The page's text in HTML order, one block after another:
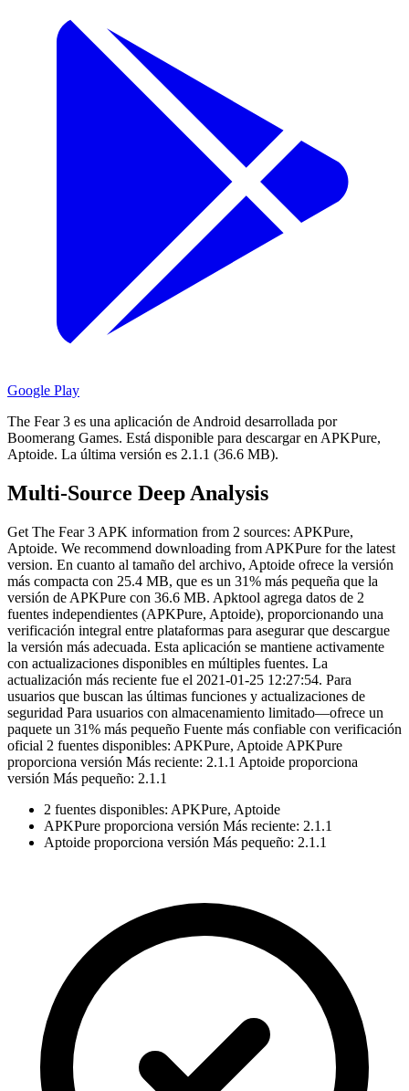
Google Play
The Fear 3 es una aplicación de Android desarrollada por
Boomerang Games. Está disponible para descargar en APKPure,
Aptoide. La última versión es 2.1.1 (36.6 MB).
Multi-Source Deep Analysis
Get The Fear 3 APK information from 2 sources: APKPure,
Aptoide. We recommend downloading from APKPure for the latest
version. En cuanto al tamaño del archivo, Aptoide ofrece la versión
más compacta con 25.4 MB, que es un 31% más pequeña que la
versión de APKPure con 36.6 MB. Apktool agrega datos de 2
fuentes independientes (APKPure, Aptoide), proporcionando una
verificación integral entre plataformas para asegurar que descargue
la versión más adecuada. Esta aplicación se mantiene activamente
con actualizaciones disponibles en múltiples fuentes. La
actualización más reciente fue el 2021-01-25 12:27:54. Para
usuarios que buscan las últimas funciones y actualizaciones de
seguridad Para usuarios con almacenamiento limitado—ofrece un
paquete un 31% más pequeño Fuente más confiable con verificación
oficial 2 fuentes disponibles: APKPure, Aptoide APKPure
proporciona versión Más reciente: 2.1.1 Aptoide proporciona
versión Más pequeño: 2.1.1
2 fuentes disponibles: APKPure, Aptoide
APKPure proporciona versión Más reciente: 2.1.1
Aptoide proporciona versión Más pequeño: 2.1.1